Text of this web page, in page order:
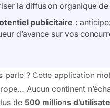
la diffusion organique de
publicitaire :
d’avance sur vos
parle ? Cette application
Aucun continent
de 500 millions